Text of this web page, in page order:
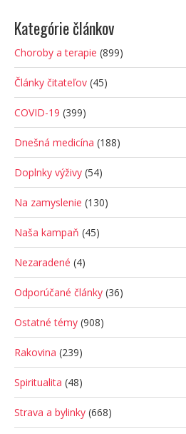
Kategórie článkov
Choroby a terapie (899)
Články čitateľov (45)
COVID-19 (399)
Dnešná medicína (188)
Doplnky výživy (54)
Na zamyslenie (130)
Naša kampaň (45)
Nezaradené (4)
Odporúčané články (36)
Ostatné témy (908)
Rakovina (239)
Spiritualita (48)
Strava a bylinky (668)